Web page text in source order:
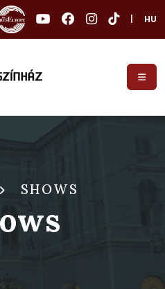
HU
SHOWS